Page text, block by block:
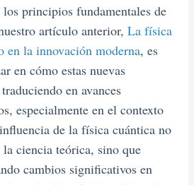
principios fundamentales de
artículo anterior,La física
en la innovación moderna, es
en cómo estas nuevas
en avances
especialmente en el contexto
de la física cuántica no
ciencia teórica, sino que
cambios significativos en